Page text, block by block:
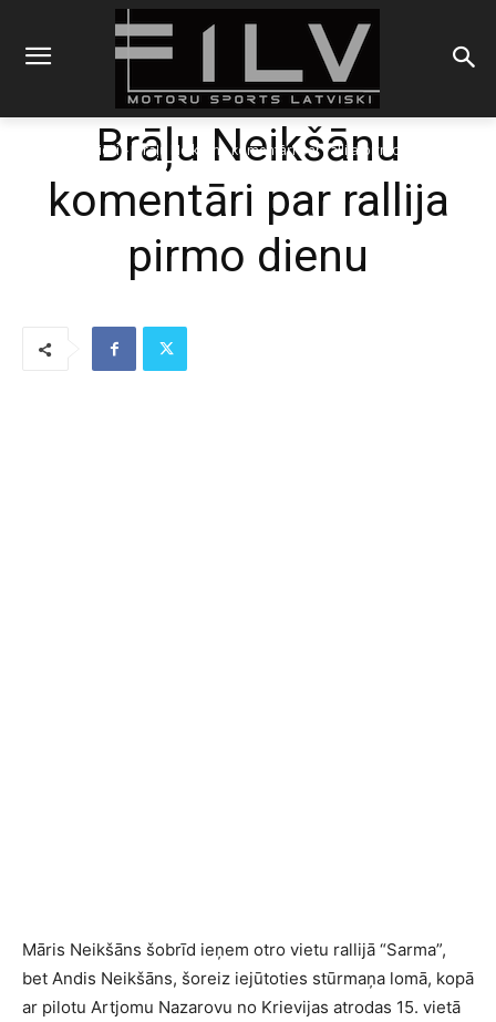
Latvieši Brāļu Neikšānu komentāri par rallija pirmo dienu
Brāļu Neikšānu
komentāri par rallija
pirmo dienu
Māris Neikšāns šobrīd ieņem otro vietu rallijā “Sarma”,
bet Andis Neikšāns, šoreiz iejūtoties stūrmaņa lomā, kopā
ar pilotu Artjomu Nazarovu no Krievijas atrodas 15. vietā